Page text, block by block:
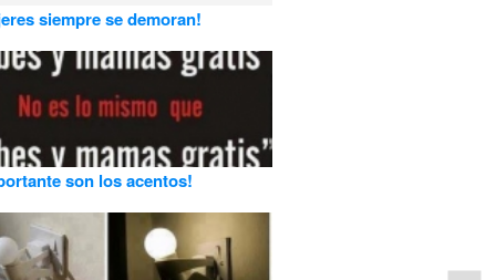
siempre se demoran!
son los acentos!